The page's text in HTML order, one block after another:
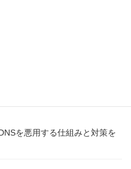
を悪用する仕組みと対策を